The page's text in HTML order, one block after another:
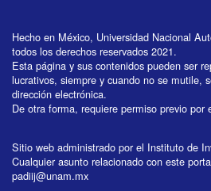
Hecho en México, Universidad Nacional
todos los derechos reservados 2021.
Esta página y sus contenidos pueden ser
lucrativos, siempre y cuando no se mutile,
dirección electrónica.
De otra forma, requiere permiso previo por
Sitio web administrado por el Instituto de
Cualquier asunto relacionado con este
padiij@unam.mx